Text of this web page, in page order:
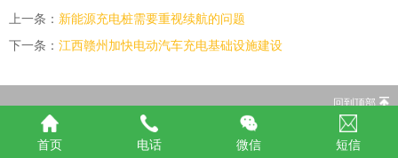
上一条： 新能源充电桩需要重视续航的问题
下一条： 江西赣州加快电动汽车充电基础设施建设
回到顶部
首页 电话 微信 短信